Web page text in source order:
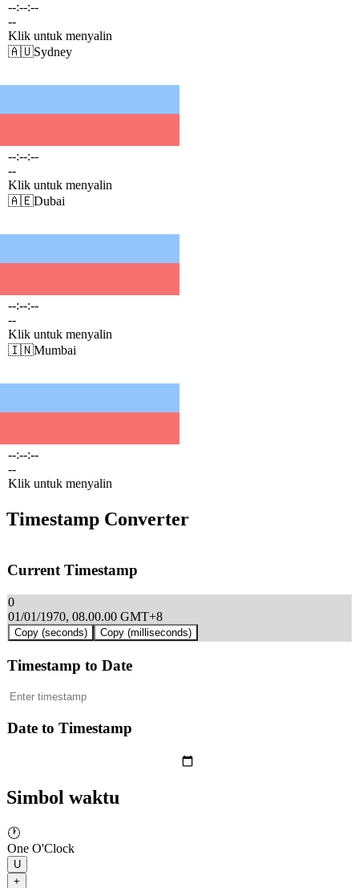
--:--:--
--
Klik untuk menyalin
🇦🇺Sydney
--:--:--
--
Klik untuk menyalin
🇦🇪Dubai
--:--:--
--
Klik untuk menyalin
🇮🇳Mumbai
--:--:--
--
Klik untuk menyalin
Timestamp Converter
Current Timestamp
0
01/01/1970, 08.00.00 GMT+8
Copy (seconds) Copy (milliseconds)
Timestamp to Date
Date to Timestamp
Simbol waktu
🕐
One O'Clock
U
+